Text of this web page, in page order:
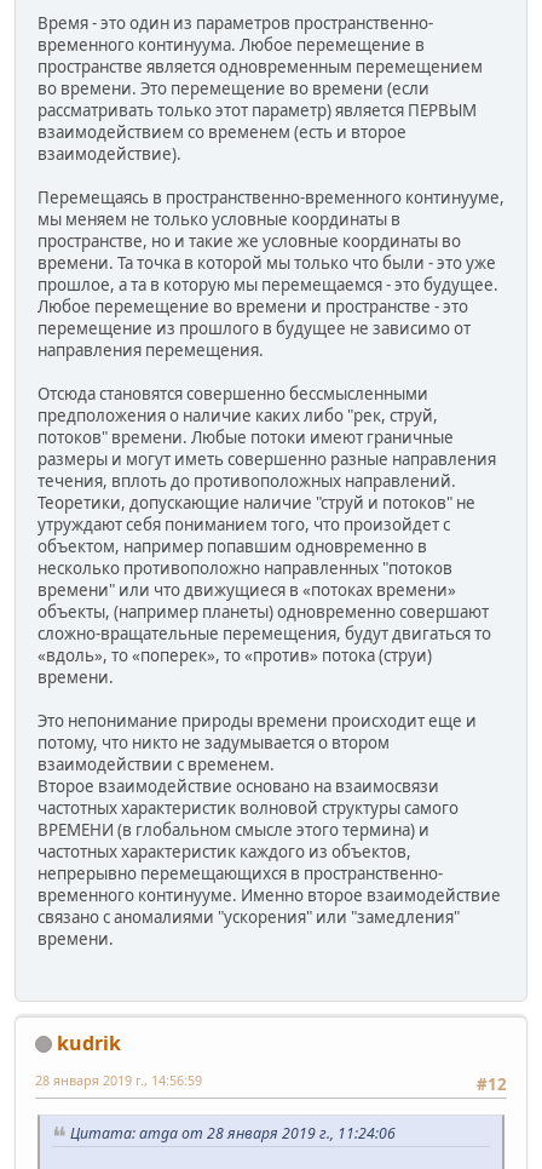
Время - это один из параметров пространственно-
временного континуума. Любое перемещение в
пространстве является одновременным перемещением
во времени. Это перемещение во времени (если
рассматривать только этот параметр) является ПЕРВЫМ
взаимодействием со временем (есть и второе
взаимодействие).
Перемещаясь в пространственно-временного континууме,
мы меняем не только условные координаты в
пространстве, но и такие же условные координаты во
времени. Та точка в которой мы только что были - это уже
прошлое, а та в которую мы перемещаемся - это будущее.
Любое перемещение во времени и пространстве - это
перемещение из прошлого в будущее не зависимо от
направления перемещения.
Отсюда становятся совершенно бессмысленными
предположения о наличие каких либо "рек, струй,
потоков" времени. Любые потоки имеют граничные
размеры и могут иметь совершенно разные направления
течения, вплоть до противоположных направлений.
Теоретики, допускающие наличие "струй и потоков" не
утруждают себя пониманием того, что произойдет с
объектом, например попавшим одновременно в
несколько противоположно направленных "потоков
времени" или что движущиеся в «потоках времени»
объекты, (например планеты) одновременно совершают
сложно-вращательные перемещения, будут двигаться то
«вдоль», то «поперек», то «против» потока (струи)
времени.
Это непонимание природы времени происходит еще и
потому, что никто не задумывается о втором
взаимодействии с временем.
Второе взаимодействие основано на взаимосвязи
частотных характеристик волновой структуры самого
ВРЕМЕНИ (в глобальном смысле этого термина) и
частотных характеристик каждого из объектов,
непрерывно перемещающихся в пространственно-
временного континууме. Именно второе взаимодействие
связано с аномалиями "ускорения" или "замедления"
времени.
kudrik
#12
28 января 2019 г., 14:56:59
Цитата: amga от 28 января 2019 г., 11:24:06